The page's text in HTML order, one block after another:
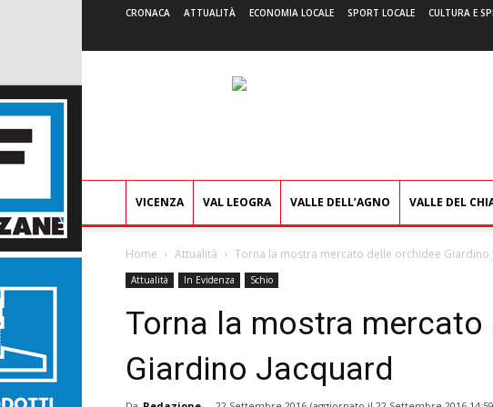
CRONACA ATTUALITÀ ECONOMIA LOCALE SPORT LOCALE CULTURA E
VICENZA VAL LEOGRA VALLE DELL’AGNO VALLE DEL
Home Attualità Torna la mostra mercato delle orchidee Giardino
Attualità In Evidenza Schio
Torna la mostra mercato
Giardino Jacquard